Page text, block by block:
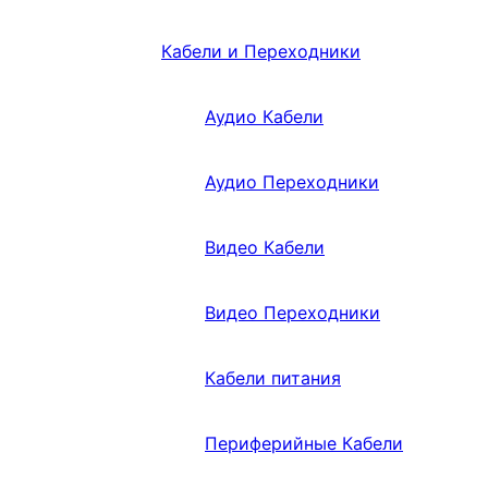
Кабели и Переходники
Аудио Кабели
Аудио Переходники
Видео Кабели
Видео Переходники
Кабели питания
Периферийные Кабели